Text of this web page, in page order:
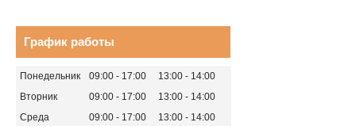
График работы
Понедельник 09:00 17:00 13:00
14:00
Вторник
09:00 17:00 13:00
14:00
Среда
09:00 17:00 13:00
14:00